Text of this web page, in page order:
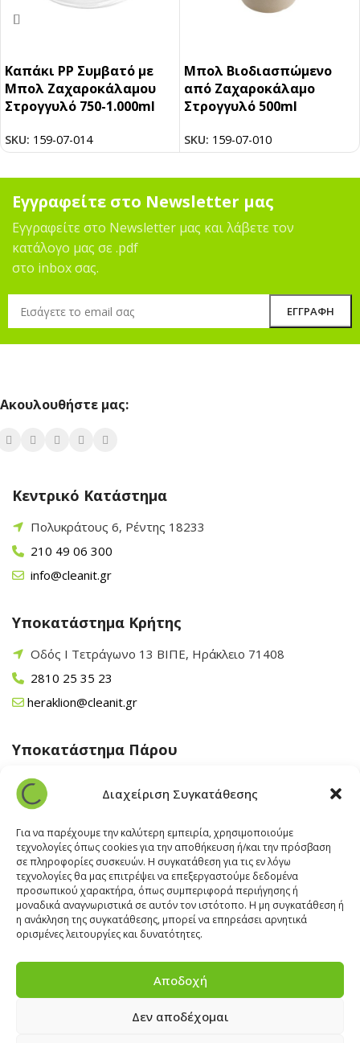
Διαχείριση Συγκατάθεσης
Για να παρέχουμε την καλύτερη εμπειρία, χρησιμοποιούμε
τεχνολογίες όπως cookies για την αποθήκευση ή/και την πρόσβαση
σε πληροφορίες συσκευών. Η συγκατάθεση για τις εν λόγω
τεχνολογίες θα μας επιτρέψει να επεξεργαστούμε δεδομένα
προσωπικού χαρακτήρα, όπως συμπεριφορά περιήγησης ή
μοναδικά αναγνωριστικά σε αυτόν τον ιστότοπο. Η μη συγκατάθεση ή
η ανάκληση της συγκατάθεσης, μπορεί να επηρεάσει αρνητικά
ορισμένες λειτουργίες και δυνατότητες.
Αποδοχή
Δεν αποδέχομαι
Καπάκι PP Συμβατό με
Μπολ Ζαχαροκάλαμου
Στρογγυλό 750-1.000ml
SKU: 159-07-014
Μπολ Βιοδιασπώμενο
από Ζαχαροκάλαμο
Στρογγυλό 500ml
SKU: 159-07-010
Εγγραφείτε στο Newsletter μας
Εγγραφείτε στο Newsletter μας και λάβετε τον
κατάλογο μας σε .pdf
στο inbox σας.
Ακουλουθήστε μας:
Κεντρικό Κατάστημα
Πολυκράτους 6, Ρέντης 18233
210 49 06 300
info@cleanit.gr
Υποκατάστημα Κρήτης
Οδός Ι Τετράγωνο 13 ΒΙΠΕ, Ηράκλειο 71408
2810 25 35 23
heraklion@cleanit.gr
Υποκατάστημα Πάρου
Άγιος Βλάσης Αρχίλοχος, Πάρος 84400
22840 43 163
paros@cleanit.gr
Υποκατάστημα Σαντορίνης
Έξω Γωνία, Σαντορίνη847 00
22860 22322